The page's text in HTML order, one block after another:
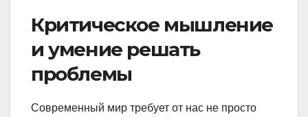
Критическое мышление
и умение решать
проблемы
Современный мир требует от нас не просто